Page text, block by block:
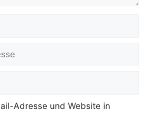
Adresse und Website in